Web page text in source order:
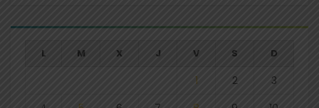
L M X J V S D
1 2
3